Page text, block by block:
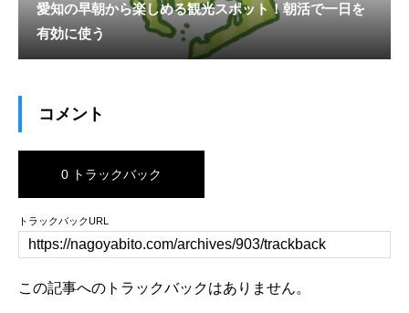
愛知の早朝から楽しめる観光スポット！朝活で一日を
有効に使う
コメント
0 トラックバック
トラックバックURL
この記事へのトラックバックはありません。